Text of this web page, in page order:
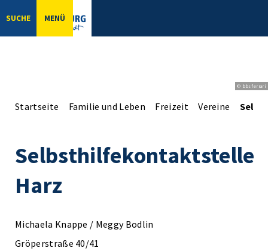
SUCHE MENÜ
© bbsferrari
Startseite Familie und Leben Freizeit Vereine
Selbsthilfekontaktstelle
Harz
Michaela Knappe / Meggy Bodlin
Gröperstraße 40/41